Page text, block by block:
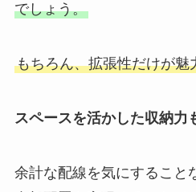
でしょう。
もちろん、拡張性だけが魅
スペースを活かした収納力
余計な配線を気にすること